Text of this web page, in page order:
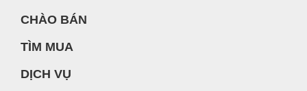
CHÀO BÁN
TÌM MUA
DỊCH VỤ